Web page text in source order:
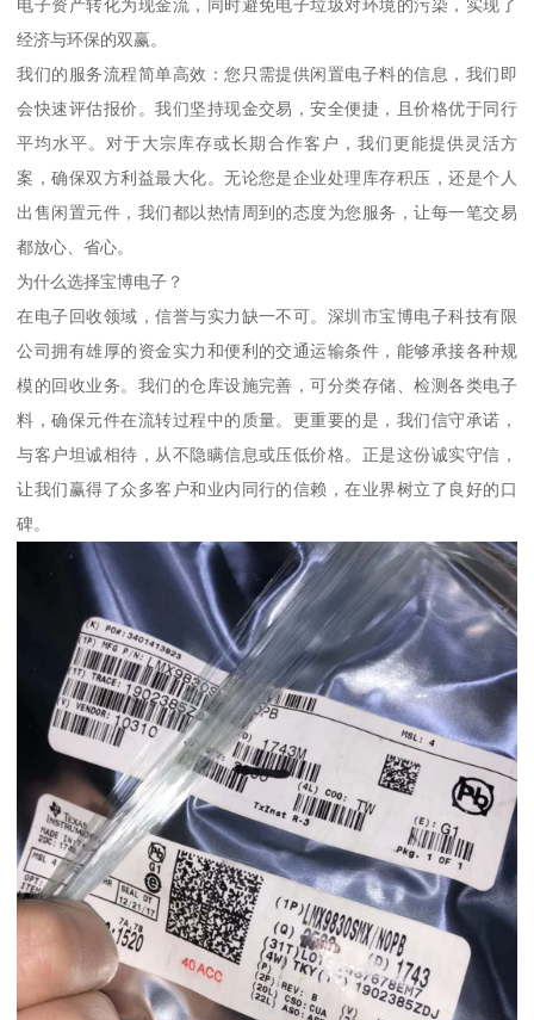
电子资产转化为现金流，同时避免电子垃圾对环境的污染，实现了
经济与环保的双赢。
我们的服务流程简单高效：您只需提供闲置电子料的信息，我们即
会快速评估报价。我们坚持现金交易，安全便捷，且价格优于同行
平均水平。对于大宗库存或长期合作客户，我们更能提供灵活方
案，确保双方利益最大化。无论您是企业处理库存积压，还是个人
出售闲置元件，我们都以热情周到的态度为您服务，让每一笔交易
都放心、省心。
为什么选择宝博电子？
在电子回收领域，信誉与实力缺一不可。深圳市宝博电子科技有限
公司拥有雄厚的资金实力和便利的交通运输条件，能够承接各种规
模的回收业务。我们的仓库设施完善，可分类存储、检测各类电子
料，确保元件在流转过程中的质量。更重要的是，我们信守承诺，
与客户坦诚相待，从不隐瞒信息或压低价格。正是这份诚实守信，
让我们赢得了众多客户和业内同行的信赖，在业界树立了良好的口
碑。